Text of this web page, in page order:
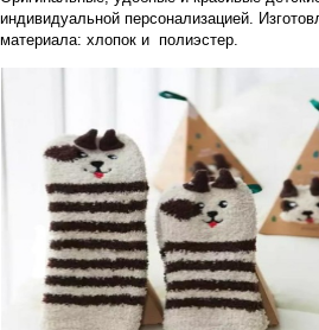
индивидуальной персонализацией.
материала: хлопок и полиэстер.